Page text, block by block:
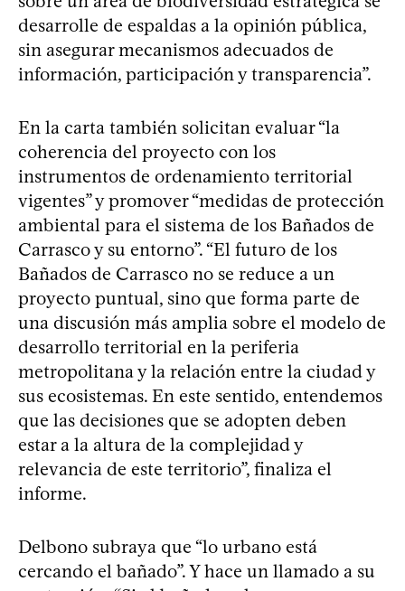
desarrolle de espaldas a la opinión pública,
sin asegurar mecanismos adecuados de
información, participación y transparencia”.
En la carta también solicitan evaluar “la
coherencia del proyecto con los
instrumentos de ordenamiento territorial
vigentes” y promover “medidas de protección
ambiental para el sistema de los Bañados de
Carrasco y su entorno”. “El futuro de los
Bañados de Carrasco no se reduce a un
proyecto puntual, sino que forma parte de
una discusión más amplia sobre el modelo de
desarrollo territorial en la periferia
metropolitana y la relación entre la ciudad y
sus ecosistemas. En este sentido, entendemos
que las decisiones que se adopten deben
estar a la altura de la complejidad y
relevancia de este territorio”, finaliza el
informe.
Delbono subraya que “lo urbano está
cercando el bañado”. Y hace un llamado a su